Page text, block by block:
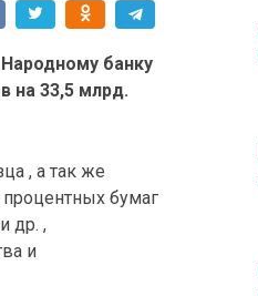
банку
на 33,5 млрд.
, а так же
бумаг
др. ,
и